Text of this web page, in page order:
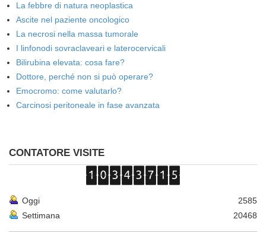
La febbre di natura neoplastica
Ascite nel paziente oncologico
La necrosi nella massa tumorale
I linfonodi sovraclaveari e laterocervicali
Bilirubina elevata: cosa fare?
Dottore, perché non si può operare?
Emocromo: come valutarlo?
Carcinosi peritoneale in fase avanzata
CONTATORE VISITE
Oggi
2585
Settimana
20468